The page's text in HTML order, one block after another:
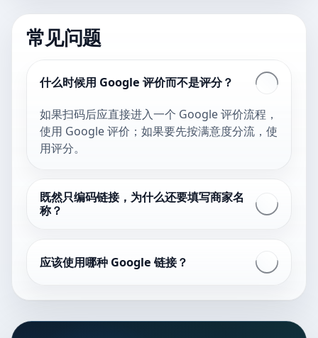
常见问题
什么时候用 Google 评价而不是评分？
如果扫码后应直接进入一个 Google 评价流程，
使用 Google 评价；如果要先按满意度分流，使
用评分。
既然只编码链接，为什么还要填写商家名
称？
应该使用哪种 Google 链接？